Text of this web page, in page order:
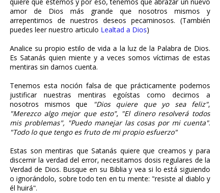
amor de Dios más grande que nosotros mismos y
arrepentirnos de nuestros deseos pecaminosos. (También
puedes leer nuestro articulo Lealtad a Dios)
Analice su propio estilo de vida a la luz de la Palabra de Dios.
Es Satanás quien miente y a veces somos víctimas de estas
mentiras sin darnos cuenta.
Tenemos esta noción falsa de que prácticamente podemos
justificar nuestras mentiras egoístas como decirnos a
nosotros mismos que
"Dios quiere que yo sea feliz",
"Merezco algo mejor que esto", "El dinero resolverá todos
mis problemas", "Puedo manejar las cosas por mi cuenta".
"Todo lo que tengo es fruto de mi propio esfuerzo"
Estas son mentiras que Satanás quiere que creamos y para
discernir la verdad del error, necesitamos dosis regulares de la
Verdad de Dios. Busque en su Biblia y vea si lo está siguiendo
o ignorándolo, sobre todo ten en tu mente: "resiste al diablo y
él huirá".